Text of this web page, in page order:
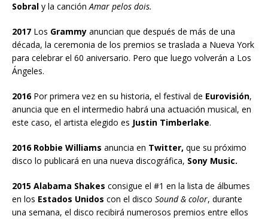
Sobral y la canciónAmar pelos dois.
2017 Los Grammy anuncian que después de más de una
década, la ceremonia de los premios se traslada a Nueva York
para celebrar el 60 aniversario. Pero que luego volverán a Los
Ángeles.
2016Por primera vez en su historia, el festival de Eurovisión,
anuncia que en el intermedio habrá una actuación musical, en
este caso, el artista elegido es Justin Timberlake.
2016 Robbie Williams anuncia en Twitter, que su próximo
disco lo publicará en una nueva discográfica, Sony Music.
2015 Alabama Shakes consigue el #1 en la lista de álbumes
en los Estados Unidos con el disco Sound & color, durante
una semana, el disco recibirá numerosos premios entre ellos